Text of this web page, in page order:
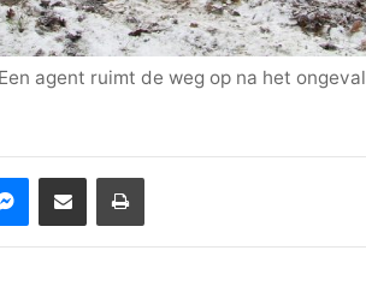
Een agent ruimt de weg op na het ongeval
Messenger
Deel via Email Print